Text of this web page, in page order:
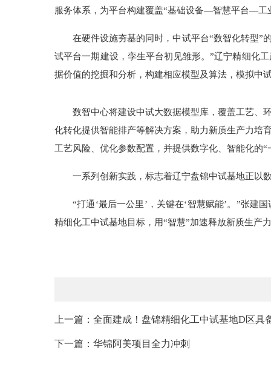
服务体系，为平台构建覆盖“基础设备—智慧平台—
在硬件设施夯基的同时，中试平台“数智化转型”
试平台一期建设，孪生平台初见雏形。”辽宁精细化
据价值的挖掘和分析，构建相应模型及算法，模拟中
数智中心将建设中试大数据模型库，覆盖工艺、
化转化提供智能排产等解决方案，助力新质生产力培
工艺风险、优化参数配置，并提供数字化、智能化的“
一系列创新实践，标志着辽宁盘锦中试基地正以
“打通‘最后一公里’，关键在‘智慧赋能’。”张
精细化工中试基地目标，用“智慧”加速释放新质生产
上一篇：全面建成！盘锦精细化工中试基地D区具
下一篇：华锦阿美项目全力冲刺